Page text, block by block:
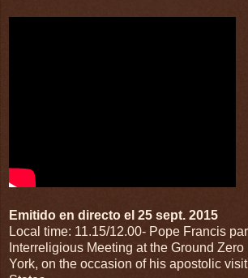
Emitido en directo el 25 sept. 2015
Local time: 11.15/12.00- Pope Francis
Interreligious Meeting at the Ground
York, on the occasion of his apostolic